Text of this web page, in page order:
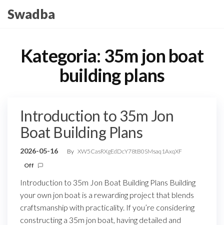
to
content
Swadba
Kategoria: 35m jon boat
building plans
Introduction to 35m Jon
Boat Building Plans
2026-05-16 By XW5CasRXgEdDcY78tB0SMsaq1AxqXF
Off
Introduction to 35m Jon Boat Building Plans Building
your own jon boat is a rewarding project that blends
craftsmanship with practicality. If you’re considering
constructing a 35m jon boat, having detailed and